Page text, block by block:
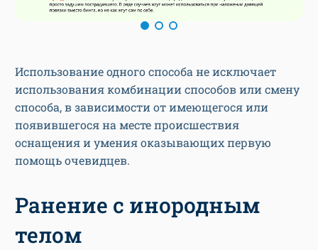
Использование одного способа не исключает
использования комбинации способов или смену
способа, в зависимости от имеющегося или
появившегося на месте происшествия
оснащения и умения оказывающих первую
помощь очевидцев.
Ранение с инородным
телом